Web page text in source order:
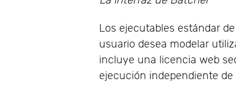
Los ejecutables estándar
usuario desea modelar
incluye una licencia web
ejecución independiente